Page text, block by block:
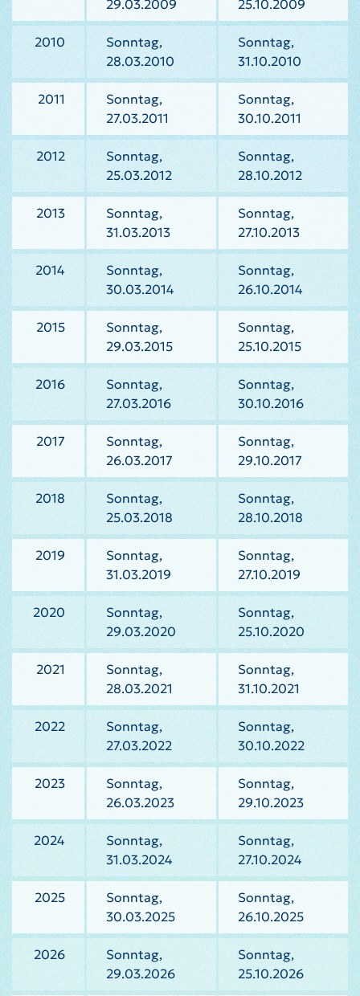
29.03.2009 25.10.2009
2010
Sonntag,
28.03.2010
Sonntag,
31.10.2010
2011
Sonntag,
27.03.2011
Sonntag,
30.10.2011
2012
Sonntag,
25.03.2012
Sonntag,
28.10.2012
2013
Sonntag,
31.03.2013
Sonntag,
27.10.2013
2014
Sonntag,
30.03.2014
Sonntag,
26.10.2014
2015
Sonntag,
29.03.2015
Sonntag,
25.10.2015
2016
Sonntag,
27.03.2016
Sonntag,
30.10.2016
2017
Sonntag,
26.03.2017
Sonntag,
29.10.2017
2018
Sonntag,
25.03.2018
Sonntag,
28.10.2018
2019
Sonntag,
31.03.2019
Sonntag,
27.10.2019
2020
Sonntag,
29.03.2020
Sonntag,
25.10.2020
2021
Sonntag,
28.03.2021
Sonntag,
31.10.2021
2022
Sonntag,
27.03.2022
Sonntag,
30.10.2022
2023
Sonntag,
26.03.2023
Sonntag,
29.10.2023
2024
Sonntag,
31.03.2024
Sonntag,
27.10.2024
2025
Sonntag,
30.03.2025
Sonntag,
26.10.2025
2026
Sonntag,
29.03.2026
Sonntag,
25.10.2026